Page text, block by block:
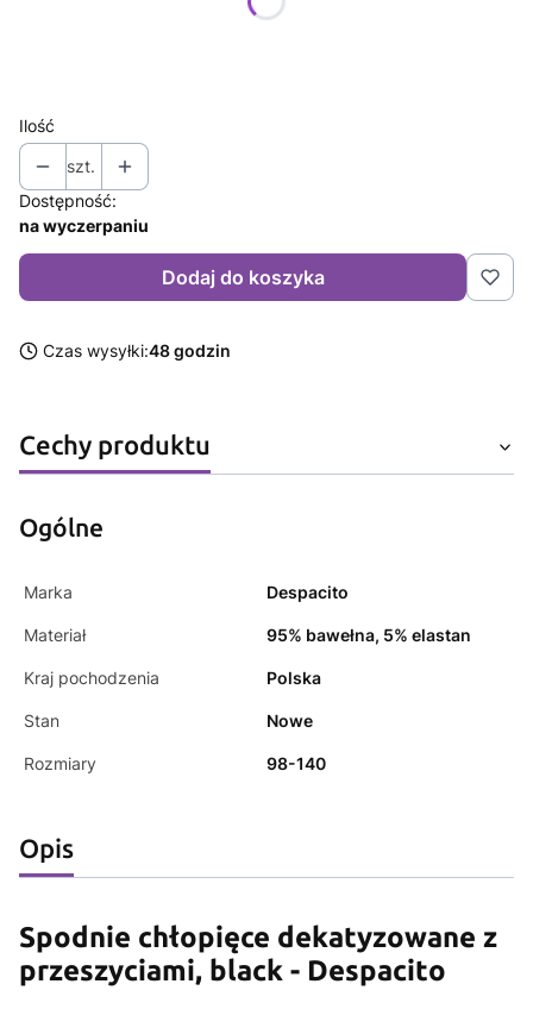
Ilość
szt.
Dostępność:
na wyczerpaniu
Dodaj do koszyka
Czas wysyłki:48 godzin
Cechy produktu
Ogólne
Marka Despacito
Materiał 95% bawełna, 5% elastan
Kraj pochodzenia Polska
Stan Nowe
Rozmiary 98-140
Opis
Spodnie chłopięce dekatyzowane z
przeszyciami, black - Despacito